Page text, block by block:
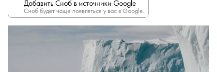
Добавить Сноб в источники Google
Сноб будет чаще появляться у вас в Google.